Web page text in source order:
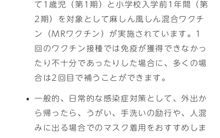
て1歳児（第1期）と小学校入学前1年間（第
2期）を対象として麻しん風しん混合ワクチ
ン（MRワクチン）が実施されています。1
回のワクチン接種では免疫が獲得できなかっ
たり不十分であったりした場合に、多くの場
合は2回目で補うことができます。
一般的、日常的な感染症対策として、外出か
ら帰ったら、うがい、手洗いの励行や、人混
みに出る場合でのマスク着用をおすすめしま